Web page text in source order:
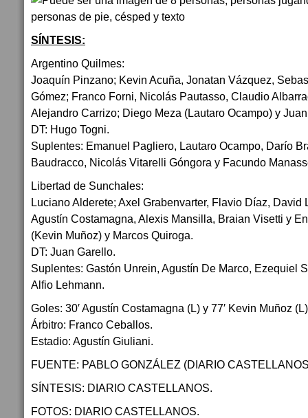
SÍNTESIS:
Argentino Quilmes:
Joaquín Pinzano; Kevin Acuña, Jonatan Vázquez,
Gómez; Franco Forni, Nicolás Pautasso, Claudio
Alejandro Carrizo; Diego Meza (Lautaro Ocampo) y
DT: Hugo Togni.
Suplentes: Emanuel Pagliero, Lautaro Ocampo, Darío
Baudracco, Nicolás Vitarelli Góngora y Facundo
Libertad de Sunchales:
Luciano Alderete; Axel Grabenvarter, Flavio Díaz, David
Agustín Costamagna, Alexis Mansilla, Braian Visetti y
(Kevin Muñoz) y Marcos Quiroga.
DT: Juan Garello.
Suplentes: Gastón Unrein, Agustín De Marco, Ezequiel
Alfio Lehmann.
Goles: 30′ Agustín Costamagna (L) y 77′ Kevin Muñoz
Árbitro: Franco Ceballos.
Estadio: Agustín Giuliani.
FUENTE: PABLO GONZÁLEZ (DIARIO
SÍNTESIS: DIARIO CASTELLANOS.
FOTOS: DIARIO CASTELLANOS.